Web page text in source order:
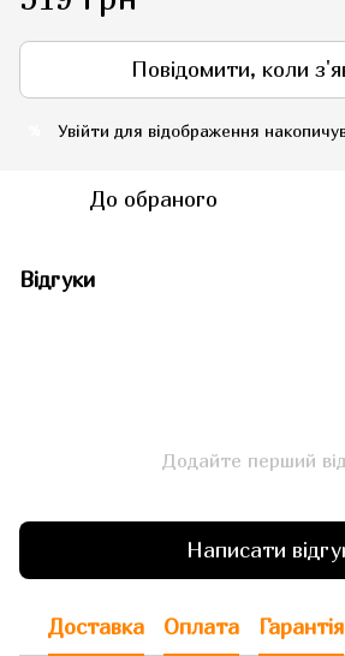
Повідомити, коли
Увійти для відображення
До обраного
Відгуки
Додайте перший
Написати
Доставка Оплата Гарантія